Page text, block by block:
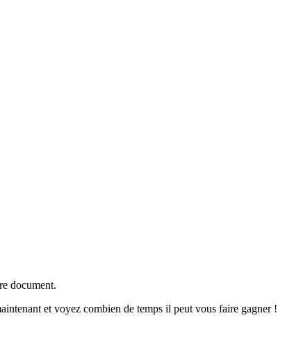
document.
et voyez combien de temps il peut vous faire gagner !